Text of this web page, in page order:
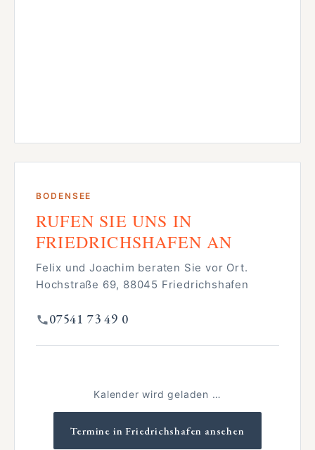
BODENSEE
RUFEN SIE UNS IN
FRIEDRICHSHAFEN AN
Felix und Joachim beraten Sie vor Ort.
Hochstraße 69, 88045 Friedrichshafen
07541 73 49 0
Kalender wird geladen …
Termine in Friedrichshafen ansehen